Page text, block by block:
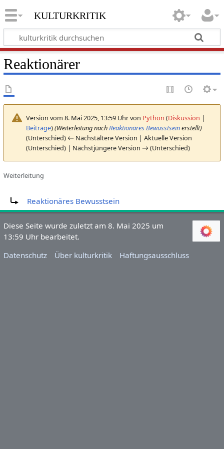
kulturkritik
Reaktionärer
Version vom 8. Mai 2025, 13:59 Uhr von Python (Diskussion |
Beiträge)(Weiterleitung nachReaktionäres Bewusstseinerstellt)
(Unterschied) ← Nächstältere Version | Aktuelle Version
(Unterschied) | Nächstjüngere Version → (Unterschied)
Weiterleitung
Reaktionäres Bewusstsein
Diese Seite wurde zuletzt am 8. Mai 2025 um
13:59 Uhr bearbeitet.
Datenschutz
Über kulturkritik Haftungsausschluss